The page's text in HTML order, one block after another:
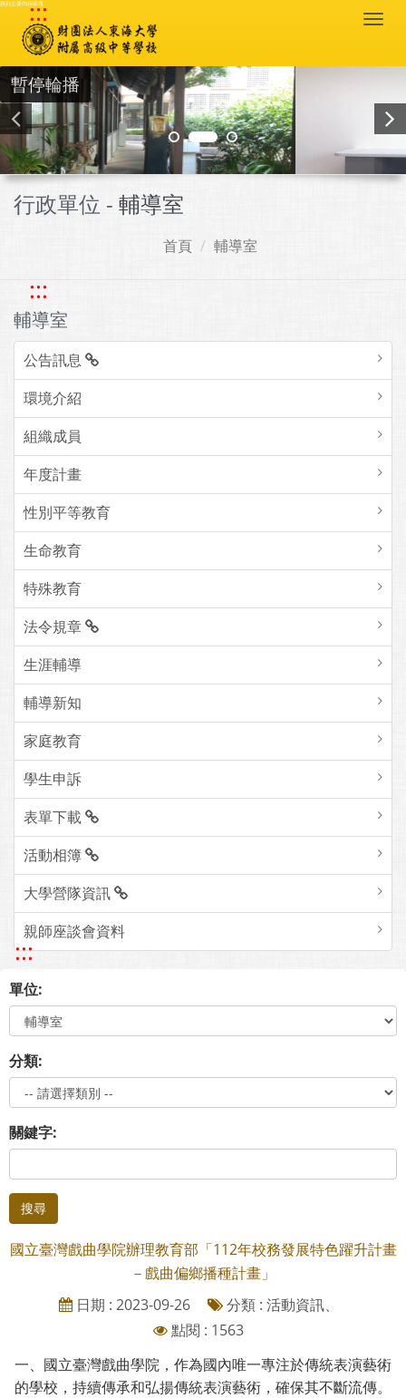
跳到主要內容區塊
:::
暫停輪播
行政單位 - 輔導室
首頁 輔導室
:::
輔導室
公告訊息
環境介紹
組織成員
年度計畫
性別平等教育
生命教育
特殊教育
法令規章
生涯輔導
輔導新知
家庭教育
學生申訴
表單下載
活動相簿
大學營隊資訊
親師座談會資料
:::
單位:
分類:
關鍵字:
搜尋
國立臺灣戲曲學院辦理教育部「112年校務發展特色躍升計畫
－戲曲偏鄉播種計畫」
日期 : 2023-09-26
分類 : 活動資訊、
點閱 : 1563
一、國立臺灣戲曲學院，作為國內唯一專注於傳統表演藝術
的學校，持續傳承和弘揚傳統表演藝術，確保其不斷流傳。